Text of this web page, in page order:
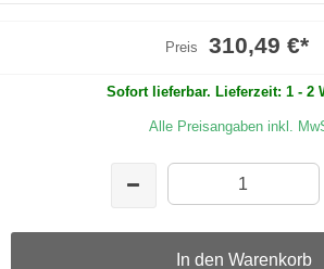
Preis 310,49 €*
Sofort lieferbar. Lieferzeit: 1 - 2
Alle Preisangaben inkl.
In den Warenkorb